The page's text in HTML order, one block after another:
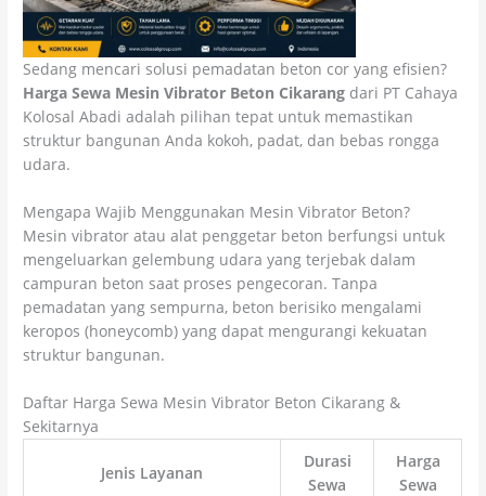
Sedang mencari solusi pemadatan beton cor yang efisien?
Harga Sewa Mesin Vibrator Beton Cikarang dari PT Cahaya
Kolosal Abadi adalah pilihan tepat untuk memastikan
struktur bangunan Anda kokoh, padat, dan bebas rongga
udara.
Mengapa Wajib Menggunakan Mesin Vibrator Beton?
Mesin vibrator atau alat penggetar beton berfungsi untuk
mengeluarkan gelembung udara yang terjebak dalam
campuran beton saat proses pengecoran. Tanpa
pemadatan yang sempurna, beton berisiko mengalami
keropos (honeycomb) yang dapat mengurangi kekuatan
struktur bangunan.
Daftar Harga Sewa Mesin Vibrator Beton Cikarang &
Sekitarnya
Jenis Layanan
Durasi
Sewa
Harga
Sewa